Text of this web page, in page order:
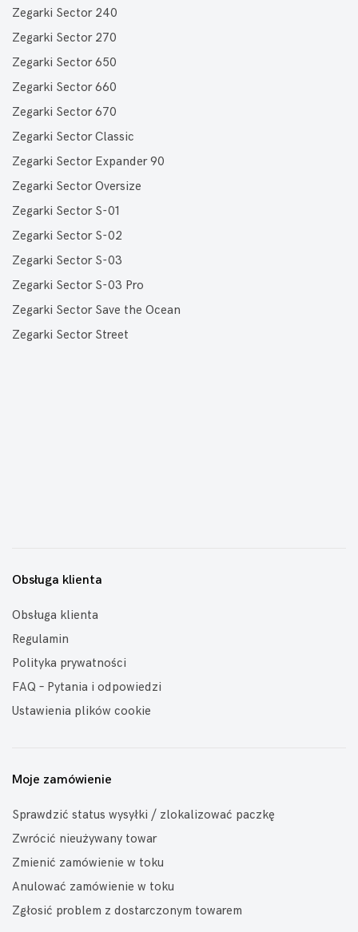
Zegarki Sector 240
Zegarki Sector 270
Zegarki Sector 650
Zegarki Sector 660
Zegarki Sector 670
Zegarki Sector Classic
Zegarki Sector Expander 90
Zegarki Sector Oversize
Zegarki Sector S-01
Zegarki Sector S-02
Zegarki Sector S-03
Zegarki Sector S-03 Pro
Zegarki Sector Save the Ocean
Zegarki Sector Street
Obsługa klienta
Obsługa klienta
Regulamin
Polityka prywatności
FAQ – Pytania i odpowiedzi
Ustawienia plików cookie
Moje zamówienie
Sprawdzić status wysyłki / zlokalizować paczkę
Zwrócić nieużywany towar
Zmienić zamówienie w toku
Anulować zamówienie w toku
Zgłosić problem z dostarczonym towarem